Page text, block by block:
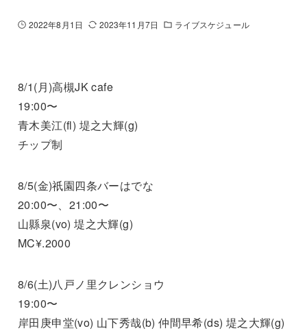
2022年8月1日 2023年11月7日 ライブスケジュール
8/1(月)高槻JK cafe
19:00〜
青木美江(fl) 堤之大輝(g)
チップ制
8/5(金)祇園四条バーはでな
20:00〜、21:00〜
山縣泉(vo) 堤之大輝(g)
MC¥.2000
8/6(土)八戸ノ里クレンショウ
19:00〜
岸田庚申堂(vo) 山下秀哉(b) 仲間早希(ds) 堤之大輝(g)